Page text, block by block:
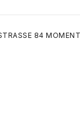
84